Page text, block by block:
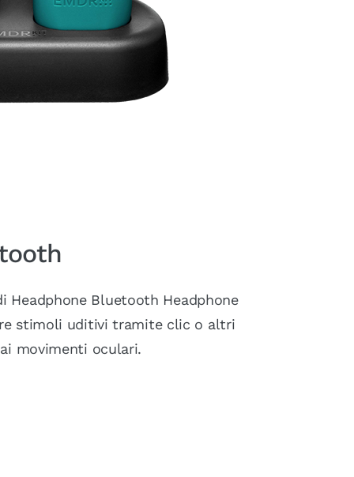
Headphone Bluetooth Headphone
stimoli uditivi tramite clic o altri
movimenti oculari.